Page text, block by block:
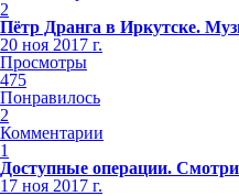
2
Пётр Дранга в Иркутске.
20 ноя 2017 г.
Просмотры
475
Понравилось
2
Комментарии
1
Доступные операции.
17 ноя 2017 г.